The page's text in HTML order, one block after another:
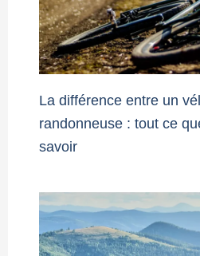
La différence entre un
randonneuse : tout ce
savoir